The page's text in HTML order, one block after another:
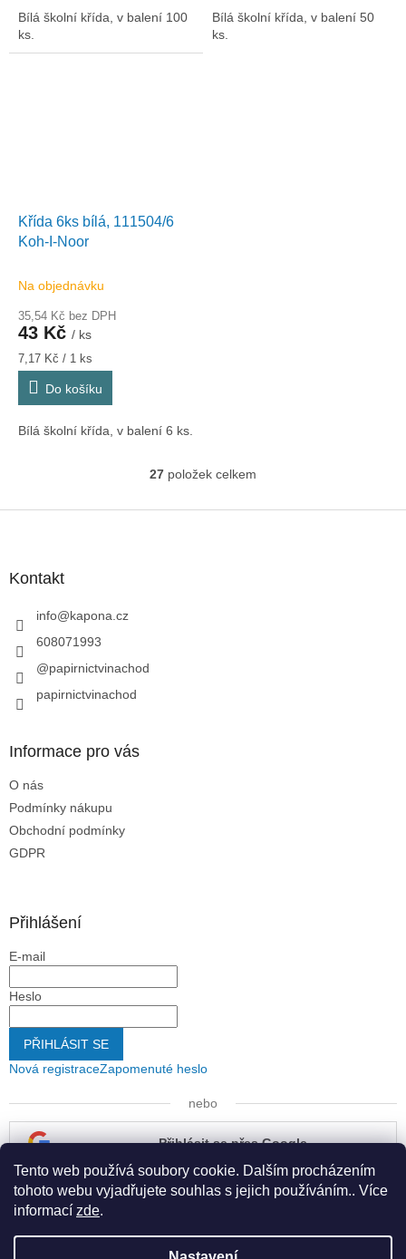
Tento web používá soubory cookie. Dalším procházením
tohoto webu vyjadřujete souhlas s jejich používáním.. Více
informací zde.
Bílá školní křída, v balení 100
ks.
Bílá školní křída, v balení 50
ks.
Křída 6ks bílá, 111504/6
Koh-I-Noor
Na objednávku
35,54 Kč bez DPH
43 Kč / ks
Měrná
cena:
7,17 Kč / 1 ks
Do košíku
Bílá školní křída, v balení 6 ks.
O
l
27 položek celkem
Kontakt
info@kapona.cz
608071993
@papirnictvinachod
papirnictvinachod
Informace pro vás
O nás
Podmínky nákupu
Obchodní podmínky
GDPR
Přihlášení
E-mail
Heslo
PŘIHLÁSIT SE
Nová registraceZapomenuté heslo
nebo
Přihlásit se přes Google
Přihlásit se přes Seznam